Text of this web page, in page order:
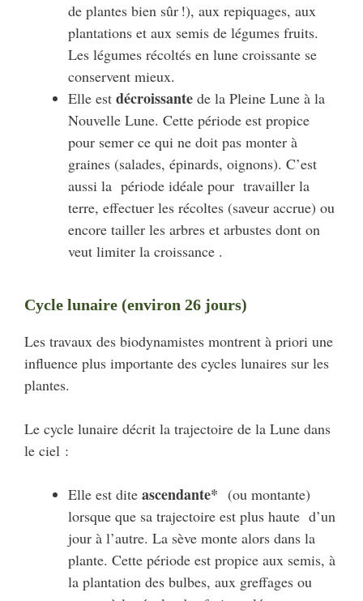
de plantes bien sûr !), aux repiquages, aux
plantations et aux semis de légumes fruits.
Les légumes récoltés en lune croissante se
conservent mieux.
Elle est décroissante de la Pleine Lune à la
Nouvelle Lune. Cette période est propice
pour semer ce qui ne doit pas monter à
graines (salades, épinards, oignons). C’est
aussi la période idéale pour travailler la
terre, effectuer les récoltes (saveur accrue) ou
encore tailler les arbres et arbustes dont on
veut limiter la croissance .
Cycle lunaire (environ 26 jours)
Les travaux des biodynamistes montrent à priori une
influence plus importante des cycles lunaires sur les
plantes.
Le cycle lunaire décrit la trajectoire de la Lune dans
le ciel :
Elle est dite ascendante* (ou montante)
lorsque que sa trajectoire est plus haute d’un
jour à l’autre. La sève monte alors dans la
plante. Cette période est propice aux semis, à
la plantation des bulbes, aux greffages ou